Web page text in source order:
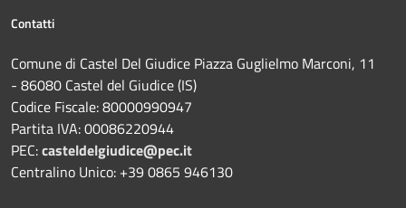
Contatti
Comune di Castel Del Giudice Piazza Guglielmo Marconi, 11
- 86080 Castel del Giudice (IS)
Codice Fiscale: 80000990947
Partita IVA: 00086220944
PEC:casteldelgiudice@pec.it
Centralino Unico: +39 0865 946130